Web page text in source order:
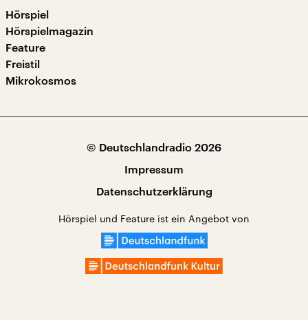
Hörspiel
Hörspielmagazin
Feature
Freistil
Mikrokosmos
© Deutschlandradio 2026
Impressum
Datenschutzerklärung
Hörspiel und Feature ist ein Angebot von